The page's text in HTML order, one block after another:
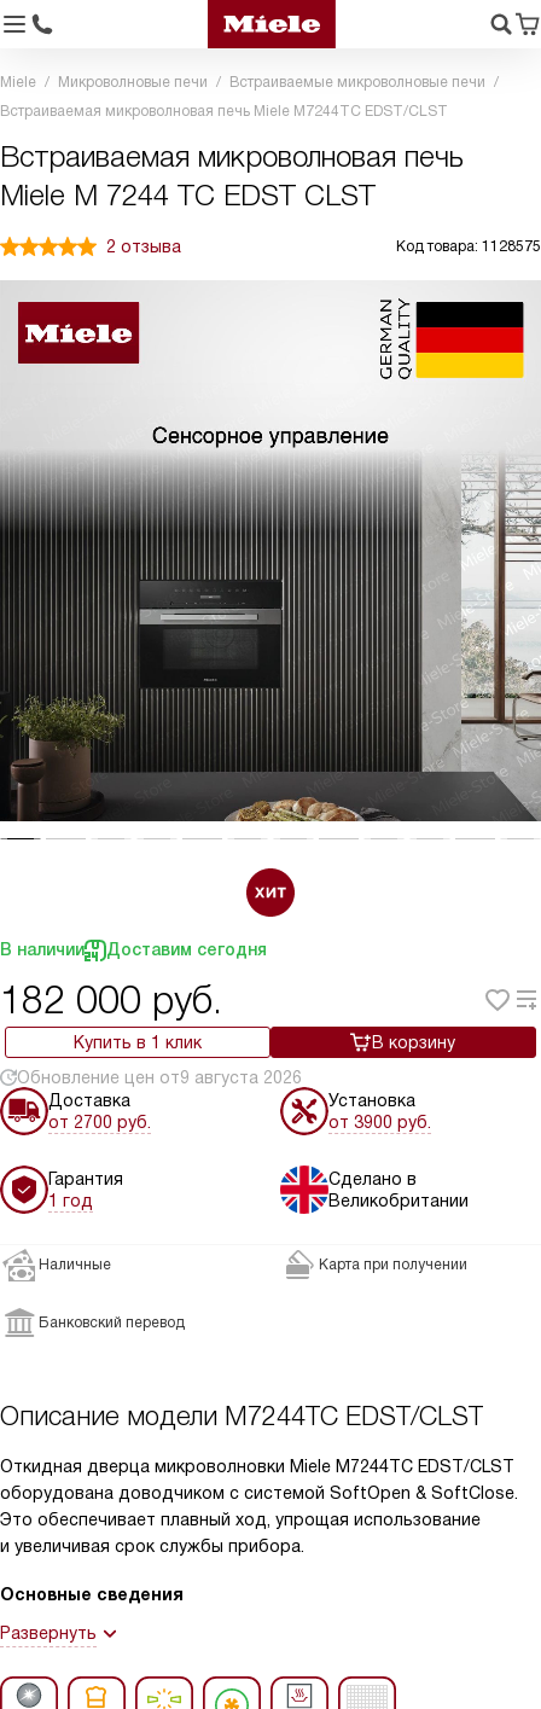
Miele Микроволновые печи
Встраиваемые микроволновые печи
Встраиваемая микроволновая печь Miele M7244TC EDST/CLST
Встраиваемая микроволновая печь
Miele M 7244 TC EDST CLST
2 отзыва Код товара: 1128575
В наличии Доставим сегодня
182 000 руб.
Купить в 1 клик
В корзину
Обновление цен от9 августа 2026
Доставка
от 2700 руб.
Установка
от 3900 руб.
Гарантия
1 год
Сделано в
Великобритании
Наличные Карта при получении
Банковский перевод
Описание модели M7244TC EDST/CLST
Откидная дверца микроволновки Miele M7244TC EDST/CLST
оборудована доводчиком с системой SoftOpen & SoftClose.
Это обеспечивает плавный ход, упрощая использование
и увеличивая срок службы прибора.
Основные сведения
Развернуть